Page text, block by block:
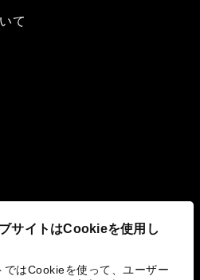
サイトはCookieを使用し
ではCookieを使って、ユーザー
て
組み